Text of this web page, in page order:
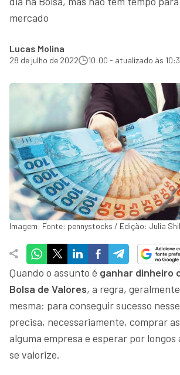
mercado
Lucas Molina
28 de julho de 2022 10:00 - atualizado às
Imagem: Fonte: pennystocks / Edição: Julia
Quando o assunto é ganhar dinheiro
Bolsa de Valores, a regra,
mesma: para conseguir sucesso
precisa, necessariamente, comprar
alguma empresa e esperar por longos
se valorize.